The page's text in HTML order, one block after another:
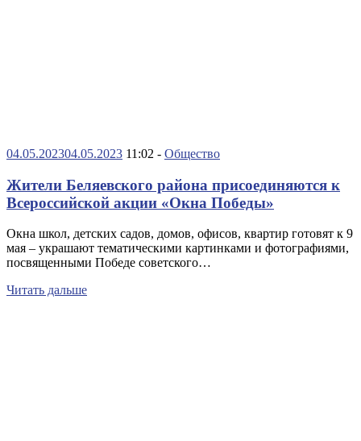
04.05.202304.05.2023 11:02 - Общество
Жители Беляевского района присоединяются к
Всероссийской акции «Окна Победы»
Окна школ, детских садов, домов, офисов, квартир готовят к 9
мая – украшают тематическими картинками и фотографиями,
посвященными Победе советского…
Читать дальше